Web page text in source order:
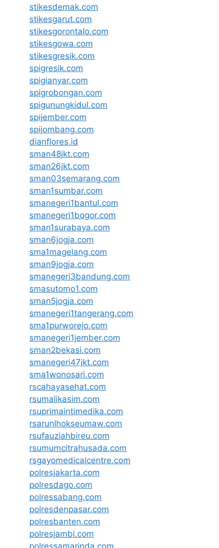
stikesdemak.com
stikesgarut.com
stikesgorontalo.com
stikesgowa.com
stikesgresik.com
spigresik.com
spigianyar.com
spigrobongan.com
spigunungkidul.com
spijember.com
spijombang.com
dianflores.id
sman48jkt.com
sman26jkt.com
sman03semarang.com
sman1sumbar.com
smanegeri1bantul.com
smanegeri1bogor.com
sman1surabaya.com
sman6jogja.com
sma1magelang.com
sman9jogja.com
smanegeri3bandung.com
smasutomo1.com
sman5jogja.com
smanegeri1tangerang.com
sma1purworejo.com
smanegeri1jember.com
sman2bekasi.com
smanegeri47jkt.com
sma1wonosari.com
rscahayasehat.com
rsumalikasim.com
rsuprimaintimedika.com
rsarunlhokseumaw.com
rsufauziahbireu.com
rsumumcitrahusada.com
rsgayomedicalcentre.com
polresjakarta.com
polresdago.com
polressabang.com
polresdenpasar.com
polresbanten.com
polresjambi.com
polressamarinda.com